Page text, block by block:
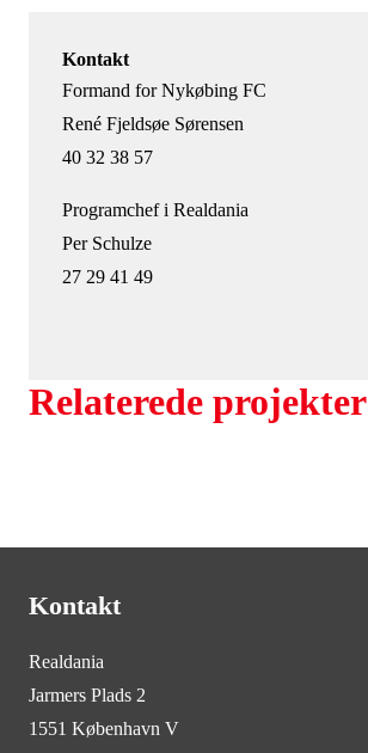
Kontakt
Formand for Nykøbing FC
René Fjeldsøe Sørensen
40 32 38 57
Programchef i Realdania
Per Schulze
27 29 41 49
Relaterede projekter
Kontakt
Realdania
Jarmers Plads 2
1551 København V